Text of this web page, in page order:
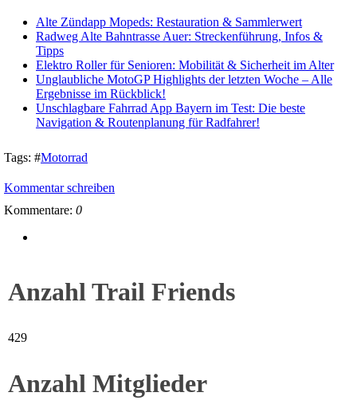
Alte Zündapp Mopeds: Restauration & Sammlerwert
Radweg Alte Bahntrasse Auer: Streckenführung, Infos &
Tipps
Elektro Roller für Senioren: Mobilität & Sicherheit im Alter
Unglaubliche MotoGP Highlights der letzten Woche – Alle
Ergebnisse im Rückblick!
Unschlagbare Fahrrad App Bayern im Test: Die beste
Navigation & Routenplanung für Radfahrer!
Tags: #Motorrad
Kommentar schreiben
Kommentare: 0
Anzahl Trail Friends
429
Anzahl Mitglieder